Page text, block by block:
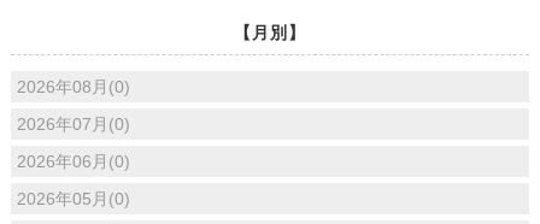
【月別】
2026年08月(0)
2026年07月(0)
2026年06月(0)
2026年05月(0)